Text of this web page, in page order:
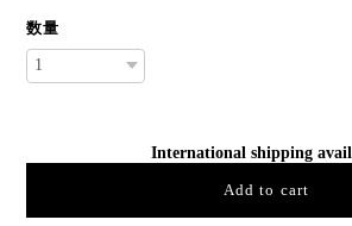
数量
International shipping
Add to cart